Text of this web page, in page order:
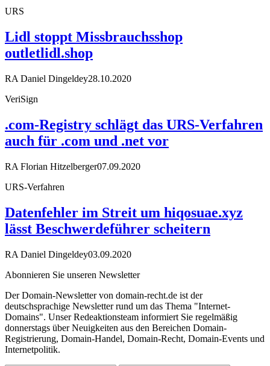
URS
Lidl stoppt Missbrauchsshop
outletlidl.shop
RA Daniel Dingeldey28.10.2020
VeriSign
.com-Registry schlägt das URS-Verfahren
auch für .com und .net vor
RA Florian Hitzelberger07.09.2020
URS-Verfahren
Datenfehler im Streit um hiqosuae.xyz
lässt Beschwerdeführer scheitern
RA Daniel Dingeldey03.09.2020
Abonnieren Sie unseren Newsletter
Der Domain-Newsletter von domain-recht.de ist der
deutschsprachige Newsletter rund um das Thema "Internet-
Domains". Unser Redeaktionsteam informiert Sie regelmäßig
donnerstags über Neuigkeiten aus den Bereichen Domain-
Registrierung, Domain-Handel, Domain-Recht, Domain-Events und
Internetpolitik.